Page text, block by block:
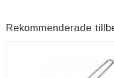
Rekommenderade